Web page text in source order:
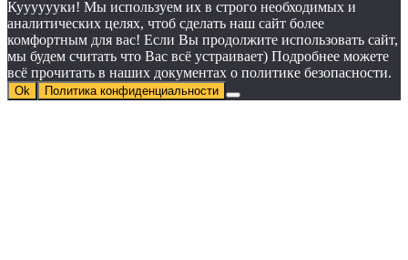
Кууууууки! Мы используем их в строго необходимых и
аналитических целях, чтоб сделать наш сайт более
комфортным для вас! Если Вы продолжите использовать сайт,
мы будем считать что Вас всё устраивает) Подробнее можете
всё прочитать в наших документах о политике безопасности.
Ok Политика конфиденциальности